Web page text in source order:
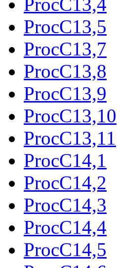
ProcC13,5
ProcC13,7
ProcC13,8
ProcC13,9
ProcC13,10
ProcC13,11
ProcC14,1
ProcC14,2
ProcC14,3
ProcC14,4
ProcC14,5